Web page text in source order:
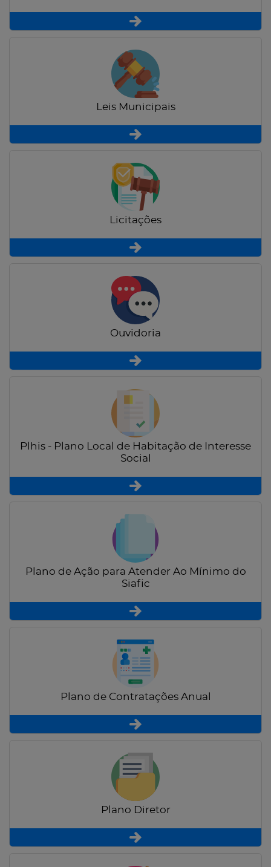
Leis Municipais
Licitações
Ouvidoria
Plhis - Plano Local de Habitação de Interesse
Social
Plano de Ação para Atender Ao Mínimo do
Siafic
Plano de Contratações Anual
Plano Diretor